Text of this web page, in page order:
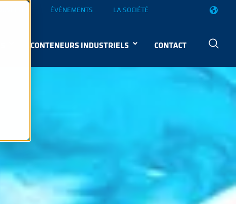
ÉVÉNEMENTS LA SOCIÉTÉ
CONTENEURS INDUSTRIELS CONTACT